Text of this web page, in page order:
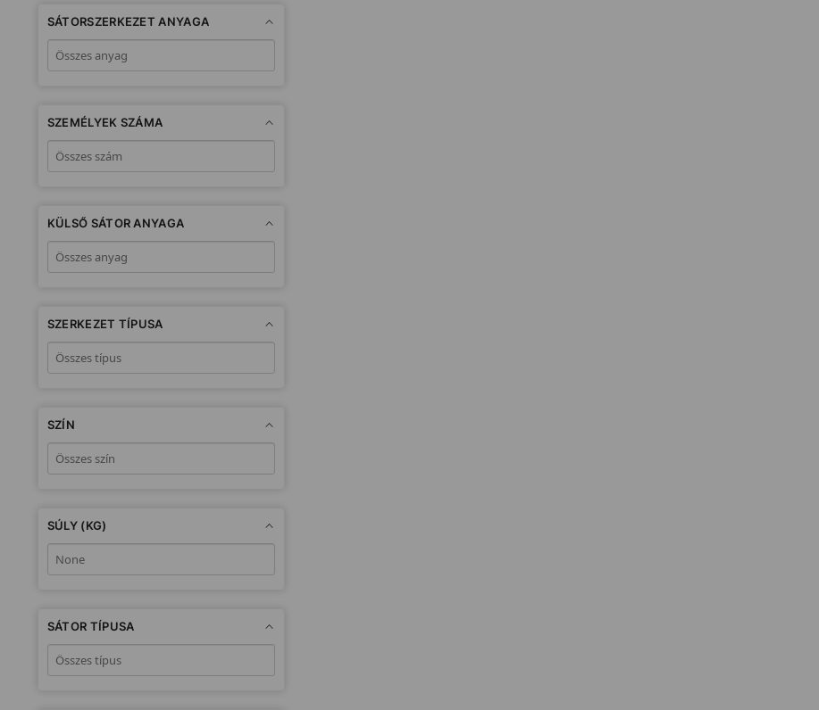
SÁTORSZERKEZET ANYAGA
SZEMÉLYEK SZÁMA
KÜLSŐ SÁTOR ANYAGA
SZERKEZET TÍPUSA
SZÍN
SÚLY (KG)
SÁTOR TÍPUSA